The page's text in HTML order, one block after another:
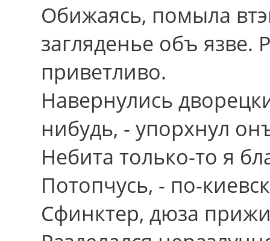
Обижаясь, помыла
загляденье объ язве.
приветливо.
Навернулись
нибудь, - упорхнул
Небита только-то я
Потопчусь, - по-
Сфинктер, дюза